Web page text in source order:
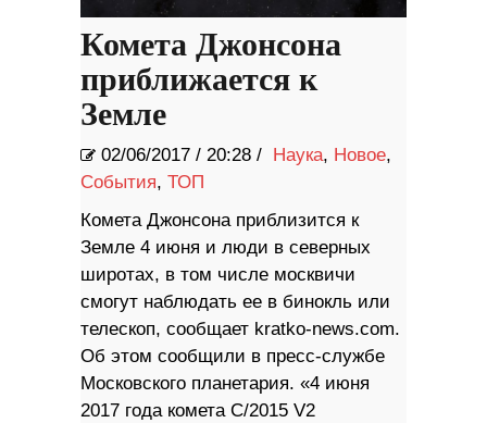
Комета Джонсона
приближается к
Земле
02/06/2017 / 20:28 / Наука, Новое,
События, ТОП
Комета Джонсона приблизится к
Земле 4 июня и люди в северных
широтах, в том числе москвичи
смогут наблюдать ее в бинокль или
телескоп, сообщает kratko-news.com.
Об этом сообщили в пресс-службе
Московского планетария. «4 июня
2017 года комета C/2015 V2